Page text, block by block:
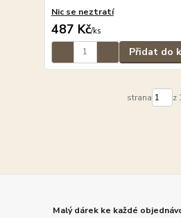
Nic se neztratí
487 Kč/ks
Přidat do
strana z
Malý dárek ke každé